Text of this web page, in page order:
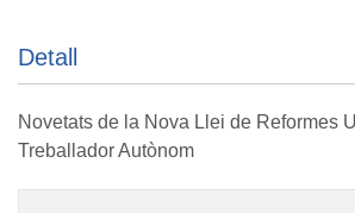
Detall
Novetats de la Nova Llei de Reformes
Treballador Autònom